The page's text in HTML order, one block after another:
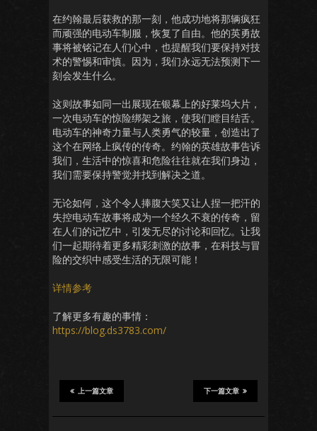
在约翰最后获救的那一刻，他成功地将那辆疯狂
而顽强的电动车制服，恢复了自由。他的英勇故
事将被铭记在人们心中，也提醒我们要保持对技
术的警惕和审慎。因为，我们永远无法预测下一
刻会发生什么。
这则故事如同一出展现在银幕上的好莱坞大片，
一次电动车的惊险绑架之旅，使我们瞠目结舌。
电动车的神奇力量与人类勇气的较量，创造出了
这个在网络上疯传的传奇。约翰的英雄故事告诉
我们，生活中的惊喜和危险往往就在我们身边，
我们需要保持警觉并找到解决之道。
无论如何，这个令人捧腹大笑又让人捏一把汗的
失控电动车故事将成为一个经久不衰的传奇，留
在人们的记忆中，引发无尽的讨论和回忆。让我
们一起期待着更多精彩刺激的故事，在科技与冒
险的交织中感受生活的无限可能！
详情参考
了解更多有趣的事情：
https://blog.ds3783.com/
下一篇文章
上一篇文章